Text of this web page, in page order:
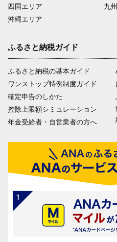
四国エリア
沖縄エリア
九
ふるさと納税ガイド
ふるさと納税の基本ガイド
ワンストップ特例制度ガイド
確定申告のしかた
控除上限額シミュレーション
年金受給者・自営業者の方へ